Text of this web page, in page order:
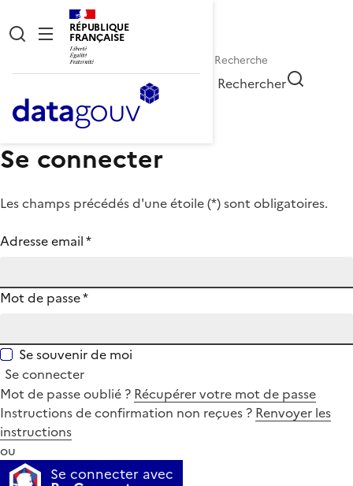
RÉPUBLIQUE
FRANÇAISE
Rechercher
Se connecter
Les champs précédés d'une étoile (*) sont obligatoires.
Adresse email*
Mot de passe*
Se souvenir de moi
Se connecter
Mot de passe oublié ? Récupérer votre mot de passe
Instructions de confirmation non reçues ? Renvoyer les
instructions
ou
Se connecter avec